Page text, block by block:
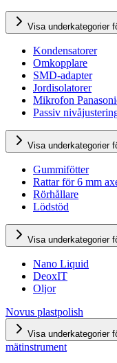
Visa underkategorier
Kondensatorer
Omkopplare
SMD-adapter
Jordisolatorer
Mikrofon
Passiv
Visa underkategorier
Gummifötter
Rattar för 6 mm
Rörhållare
Lödstöd
Visa underkategorier
Nano Liquid
DeoxIT
Oljor
Novus plastpolish
Visa underkategorier
mätinstrument